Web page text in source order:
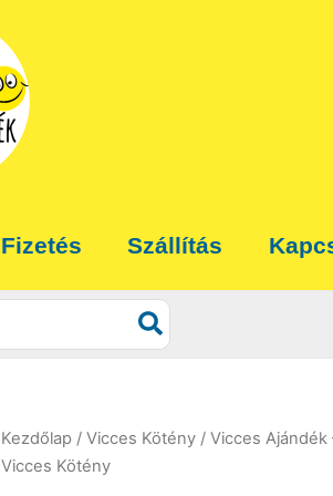
Fizetés Szállítás
Kezdőlap / Vicces Kötény / Vicces
Vicces Kötény